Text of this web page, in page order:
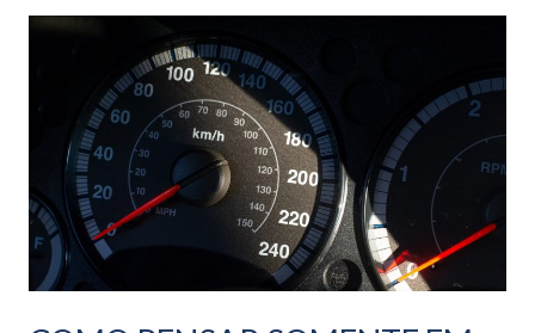
COMO
SOMENTE
INGLÊS